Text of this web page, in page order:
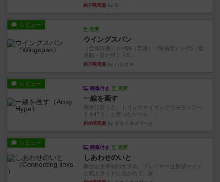
約7時間前 by S
レビュー
充実
ウイングスパン
（全体評価）☆10/6（普通）（難易度）☆4/5（世
界観・見た目）☆5...
約7時間前 by ハシオキ
レビュー
画像付き 充実
一線を画す
簡単に言うと、トリックテイキングでモダンアー
トを行う、と言ったゲーム。...
約8時間前 by タカミネコウヘイ
レビュー
画像付き 充実
しあわせのいと
舞台は全寮制の女子高。プレイヤーは探偵サイド
と犯人サイドに分かれて、探...